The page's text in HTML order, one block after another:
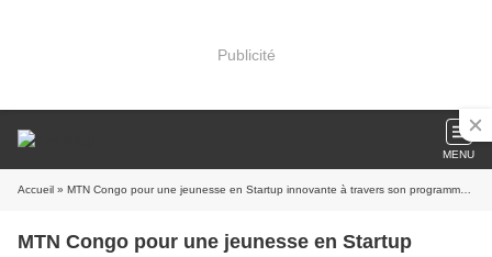
Publicité
MENU
Accueil » MTN Congo pour une jeunesse en Startup innovante à travers son programme Y’ello Startup
MTN Congo pour une jeunesse en Startup